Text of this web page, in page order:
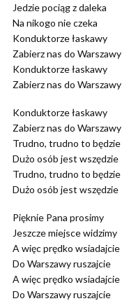
Jedzie pociąg z daleka
Na nikogo nie czeka
Konduktorze łaskawy
Zabierz nas do Warszawy
Konduktorze łaskawy
Zabierz nas do Warszawy
Konduktorze łaskawy
Zabierz nas do Warszawy
Trudno, trudno to będzie
Dużo osób jest wszędzie
Trudno, trudno to będzie
Dużo osób jest wszędzie
Pięknie Pana prosimy
Jeszcze miejsce widzimy
A więc prędko wsiadajcie
Do Warszawy ruszajcie
A więc prędko wsiadajcie
Do Warszawy ruszajcie